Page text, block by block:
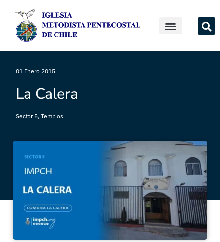
01 Enero 2015
La Calera
Sector 5, Templos